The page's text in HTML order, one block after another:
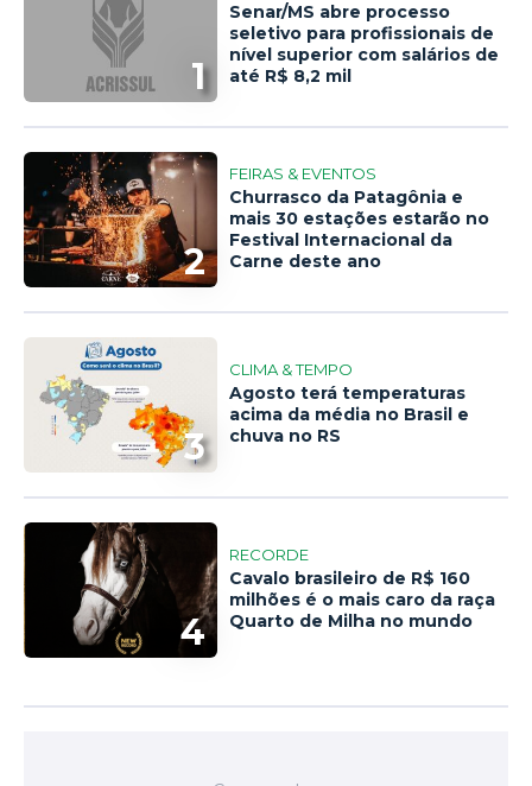
1
Senar/MS abre processo
seletivo para profissionais de
nível superior com salários de
até R$ 8,2 mil
2
FEIRAS & EVENTOS
Churrasco da Patagônia e
mais 30 estações estarão no
Festival Internacional da
Carne deste ano
3
CLIMA & TEMPO
Agosto terá temperaturas
acima da média no Brasil e
chuva no RS
4
RECORDE
Cavalo brasileiro de R$ 160
milhões é o mais caro da raça
Quarto de Milha no mundo